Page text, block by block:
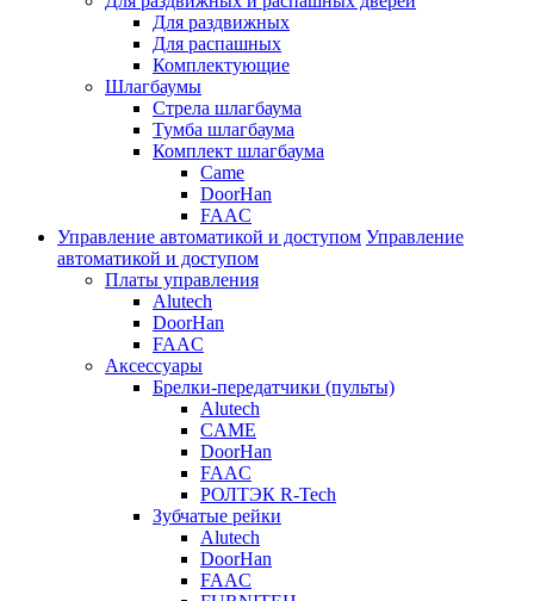
Для раздвижных
Для распашных
Комплектующие
Шлагбаумы
Стрела шлагбаума
Тумба шлагбаума
Комплект шлагбаума
Came
DoorHan
FAAC
Управление автоматикой и доступом Управление
автоматикой и доступом
Платы управления
Alutech
DoorHan
FAAC
Аксессуары
Брелки-передатчики (пульты)
Alutech
CAME
DoorHan
FAAC
РОЛТЭК R-Tech
Зубчатые рейки
Alutech
DoorHan
FAAC